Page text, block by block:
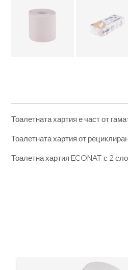
Тоалетната хартия е част от
Тоалетната хартия от
Тоалетна хартия ECONAT с 2